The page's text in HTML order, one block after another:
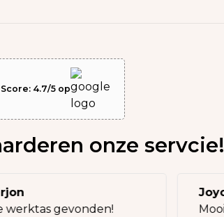
Score: 4.7/5 op
onze servcie!
werktas gevonden!